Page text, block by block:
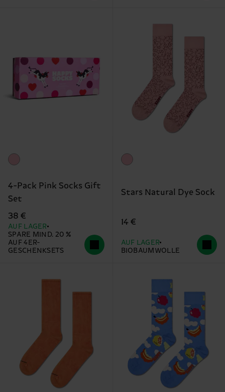
4-Pack Pink Socks Gift
Set
38 €
AUF LAGER
SPARE MIND. 20 %
AUF 4ER-
GESCHENKSETS
Stars Natural Dye Sock
14 €
AUF LAGER
BIOBAUMWOLLE